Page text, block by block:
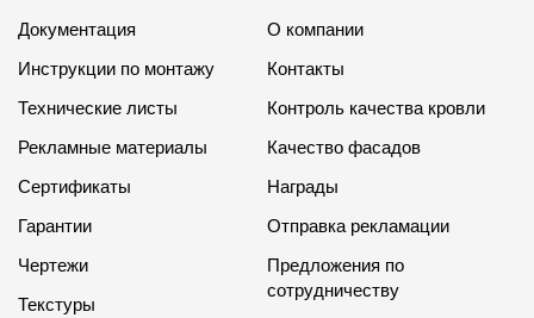
Документация
Инструкции по монтажу
Технические листы
Рекламные материалы
Сертификаты
Гарантии
Чертежи
Текстуры
О компании
Контакты
Контроль качества кровли
Качество фасадов
Награды
Отправка рекламации
Предложения по
сотрудничеству